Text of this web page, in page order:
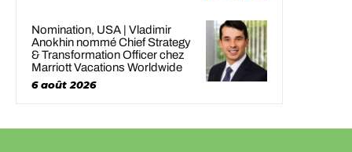
Nomination, USA | Vladimir
Anokhin nommé Chief Strategy
& Transformation Officer chez
Marriott Vacations Worldwide
6 août 2026